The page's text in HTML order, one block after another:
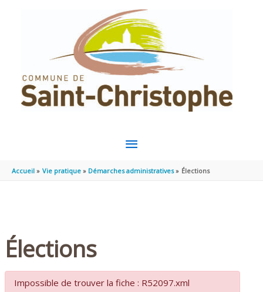
MENU
PRINCIPAL
Accueil Vie pratique Démarches administratives Élections
Élections
Impossible de trouver la fiche : R52097.xml